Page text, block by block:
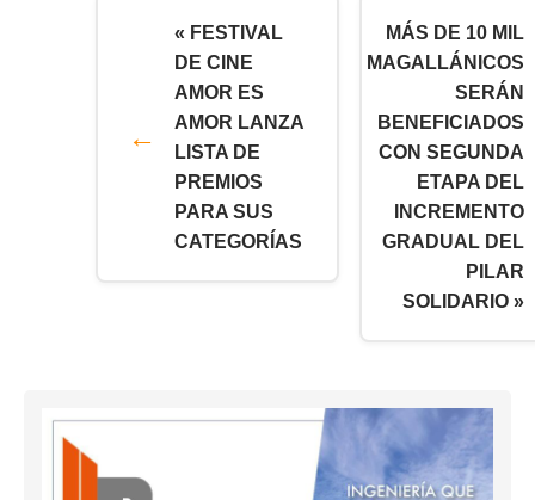
« FESTIVAL
DE CINE
AMOR ES
AMOR LANZA
LISTA DE
PREMIOS
PARA SUS
CATEGORÍAS
MÁS DE 10 MIL
MAGALLÁNICOS
SERÁN
BENEFICIADOS
CON SEGUNDA
ETAPA DEL
INCREMENTO
GRADUAL DEL
PILAR
SOLIDARIO »